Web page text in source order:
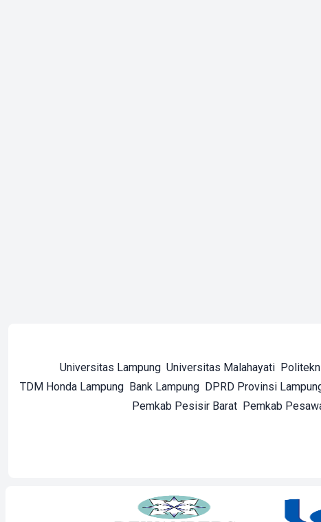
Universitas Lampung Universitas Malahayati
TDM Honda Lampung Bank Lampung DPRD Provinsi
Pemkab Pesisir Barat Pemkab